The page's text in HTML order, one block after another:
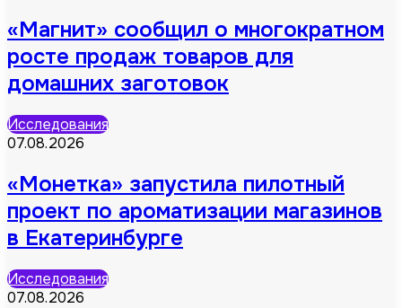
«Магнит» сообщил о многократном
росте продаж товаров для
домашних заготовок
Исследования
07.08.2026
«Монетка» запустила пилотный
проект по ароматизации магазинов
в Екатеринбурге
Исследования
07.08.2026